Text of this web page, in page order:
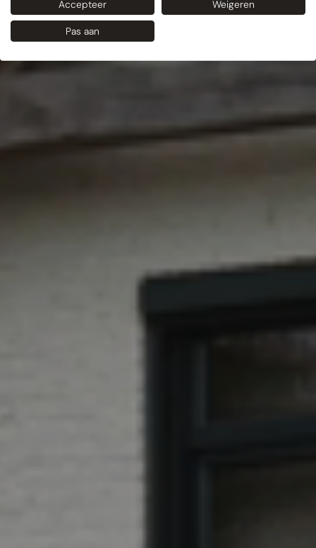
Accepteer Weigeren
Pas aan